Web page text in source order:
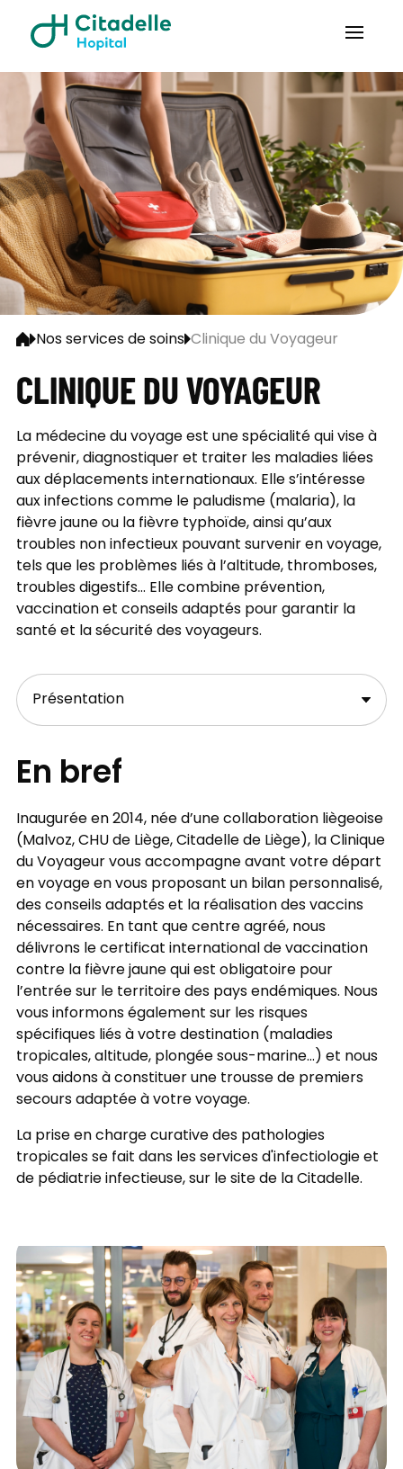
Nos services de soins Clinique du Voyageur
CLINIQUE DU VOYAGEUR
La médecine du voyage est une spécialité qui vise à
prévenir, diagnostiquer et traiter les maladies liées
aux déplacements internationaux. Elle s’intéresse
aux infections comme le paludisme (malaria), la
fièvre jaune ou la fièvre typhoïde, ainsi qu’aux
troubles non infectieux pouvant survenir en voyage,
tels que les problèmes liés à l’altitude, thromboses,
troubles digestifs... Elle combine prévention,
vaccination et conseils adaptés pour garantir la
santé et la sécurité des voyageurs.
En bref
Inaugurée en 2014, née d’une collaboration liègeoise
(Malvoz, CHU de Liège, Citadelle de Liège), la Clinique
du Voyageur vous accompagne avant votre départ
en voyage en vous proposant un bilan personnalisé,
des conseils adaptés et la réalisation des vaccins
nécessaires. En tant que centre agréé, nous
délivrons le certificat international de vaccination
contre la fièvre jaune qui est obligatoire pour
l’entrée sur le territoire des pays endémiques. Nous
vous informons également sur les risques
spécifiques liés à votre destination (maladies
tropicales, altitude, plongée sous-marine...) et nous
vous aidons à constituer une trousse de premiers
secours adaptée à votre voyage.
La prise en charge curative des pathologies
tropicales se fait dans les services d'infectiologie et
de pédiatrie infectieuse, sur le site de la Citadelle.